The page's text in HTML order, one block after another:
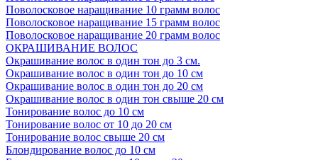
Поволосковое наращивание 10 грамм волос
Поволосковое наращивание 15 грамм волос
Поволосковое наращивание 20 грамм волос
ОКРАШИВАНИЕ ВОЛОС
Окрашивание волос в один тон до 3 см.
Окрашивание волос в один тон до 10 см
Окрашивание волос в один тон до 20 см
Окрашивание волос в один тон свыше 20 см
Тонирование волос до 10 см
Тонирование волос от 10 до 20 см
Тонирование волос свыше 20 см
Блондирование волос до 10 см